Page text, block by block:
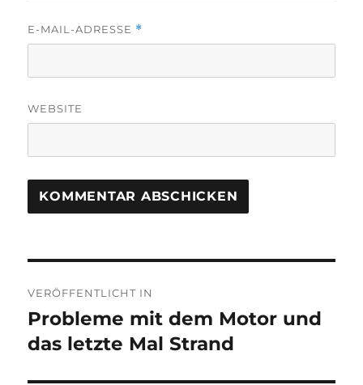
E-MAIL-ADRESSE *
WEBSITE
VERÖFFENTLICHT IN
Probleme mit dem Motor und
das letzte Mal Strand